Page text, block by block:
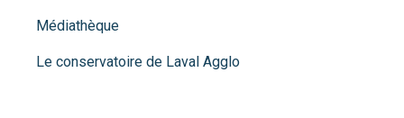
Médiathèque
Le conservatoire de Laval Agglo